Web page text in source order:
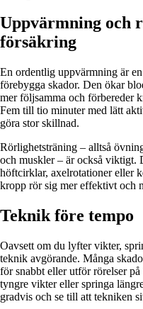
Uppvärmning och
försäkring
En ordentlig uppvärmning är
förebygga skador. Den ökar
mer följsamma och förbereder
Fem till tio minuter med lätt
göra stor skillnad.
Rörlighetsträning – alltså
och muskler – är också viktigt.
höftcirklar, axelrotationer eller
kropp rör sig mer effektivt och
Teknik före tempo
Oavsett om du lyfter vikter,
teknik avgörande. Många
för snabbt eller utför rörelser
tyngre vikter eller springa
gradvis och se till att tekniken